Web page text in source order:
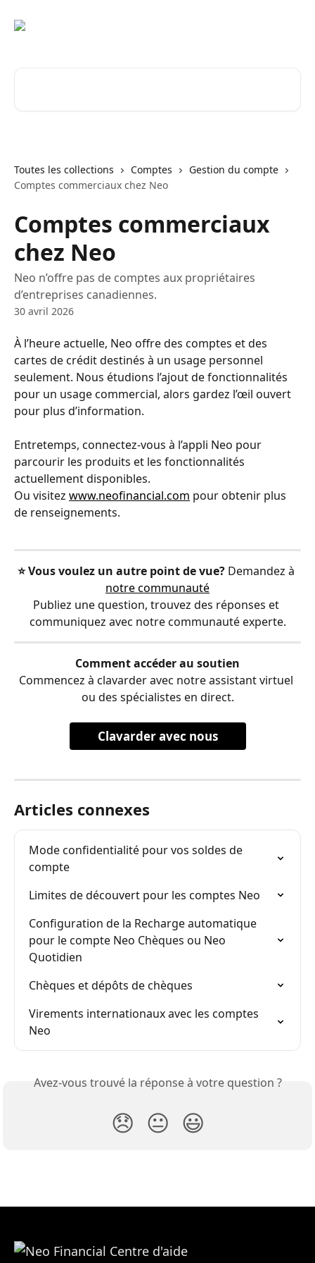
Toutes les collections Comptes
Gestion du compte
Comptes commerciaux chez Neo
Comptes commerciaux
chez Neo
Neo n’offre pas de comptes aux propriétaires
d’entreprises canadiennes.
30 avril 2026
À l’heure actuelle, Neo offre des comptes et des
cartes de crédit destinés à un usage personnel
seulement. Nous étudions l’ajout de fonctionnalités
pour un usage commercial, alors gardez l’œil ouvert
pour plus d’information.
Entretemps, connectez-vous à l’appli Neo pour
parcourir les produits et les fonctionnalités
actuellement disponibles.
Ou visitez www.neofinancial.com pour obtenir plus
de renseignements.
⭐️ Vous voulez un autre point de vue? Demandez à
notre communauté
Publiez une question, trouvez des réponses et
communiquez avec notre communauté experte.
Comment accéder au soutien
Commencez à clavarder avec notre assistant virtuel
ou des spécialistes en direct.
Clavarder avec nous
Articles connexes
Mode confidentialité pour vos soldes de
compte
Limites de découvert pour les comptes Neo
Configuration de la Recharge automatique
pour le compte Neo Chèques ou Neo
Quotidien
Chèques et dépôts de chèques
Virements internationaux avec les comptes
Neo
Avez-vous trouvé la réponse à votre question ?
😞 😐 😃